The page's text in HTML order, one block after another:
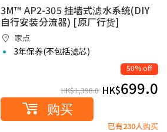
3M™ AP2-305 挂墙式滤水系统(DIY
自行安装分流器) [原厂行货]
家点
3年保养(不包括滤芯)
50% off
HK$1,398.0 HK$699.0
购买
已有230人购买